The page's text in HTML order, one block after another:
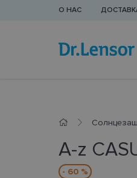
О НАС
A-z
- 60 %